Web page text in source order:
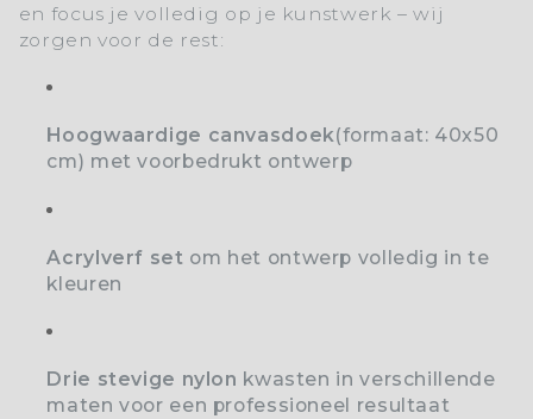
en focus je volledig op je kunstwerk – wij
zorgen voor de rest:
Hoogwaardige canvasdoek(formaat: 40x50
cm) met voorbedrukt ontwerp
Acrylverf set om het ontwerp volledig in te
kleuren
Drie stevige nylon kwasten in verschillende
maten voor een professioneel resultaat